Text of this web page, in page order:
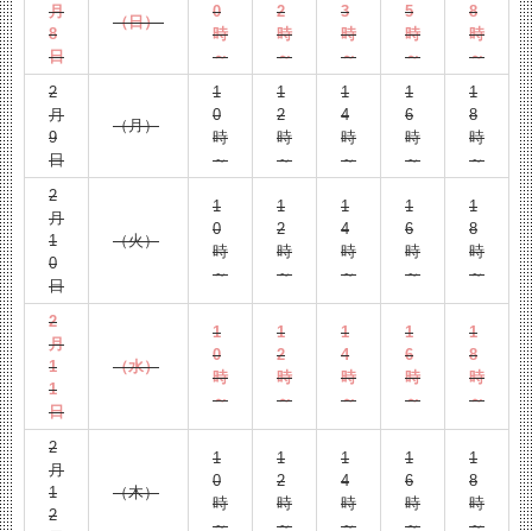
月
8
日
（日）
0
時
～
2
時
～
3
時
～
5
時
～
8
時
～
2
月
9
日
（月）
1
0
時
～
1
2
時
～
1
4
時
～
1
6
時
～
1
8
時
～
2
月
1
0
日
（火）
1
0
時
～
1
2
時
～
1
4
時
～
1
6
時
～
1
8
時
～
2
月
1
1
日
（水）
1
0
時
～
1
2
時
～
1
4
時
～
1
6
時
～
1
8
時
～
2
月
1
2
（木）
1
0
時
～
1
2
時
～
1
4
時
～
1
6
時
～
1
8
時
～